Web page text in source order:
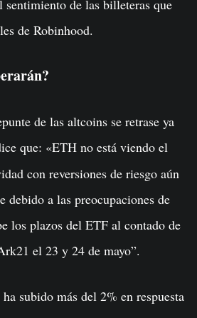
de las billeteras que
de Robinhood.
de las altcoins se retrase ya
que: «ETH no está viendo el
con reversiones de riesgo aún
debido a las preocupaciones de
los plazos del ETF al contado de
el 23 y 24 de mayo”.
ha subido más del 2% en respuesta